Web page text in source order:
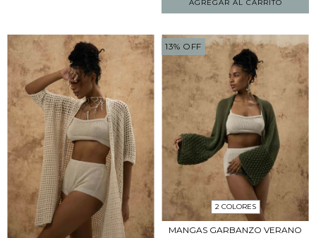
13% OFF
2 COLORES
MANGAS GARBANZO VERANO